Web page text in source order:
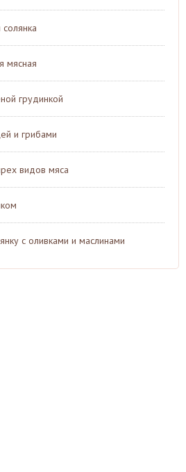
мясная
грудинкой
и грибами
видов мяса
с оливками и маслинами